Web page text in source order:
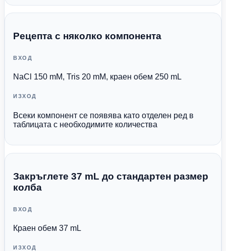
Рецепта с няколко компонента
ВХОД
NaCl 150 mM, Tris 20 mM, краен обем 250 mL
ИЗХОД
Всеки компонент се появява като отделен ред в
таблицата с необходимите количества
Закръглете 37 mL до стандартен размер
колба
ВХОД
Краен обем 37 mL
ИЗХОД